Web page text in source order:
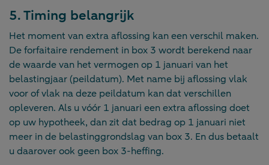
5. Timing belangrijk
Het moment van extra aflossing kan een verschil maken.
De forfaitaire rendement in box 3 wordt berekend naar
de waarde van het vermogen op 1 januari van het
belastingjaar (peildatum). Met name bij aflossing vlak
voor of vlak na deze peildatum kan dat verschillen
opleveren. Als u vóór 1 januari een extra aflossing doet
op uw hypotheek, dan zit dat bedrag op 1 januari niet
meer in de belastinggrondslag van box 3. En dus betaalt
u daarover ook geen box 3-heffing.